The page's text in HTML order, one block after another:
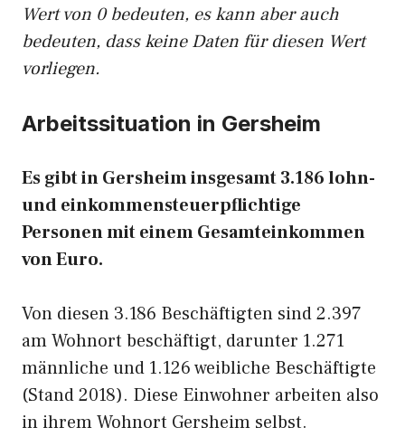
Wert von 0 bedeuten, es kann aber auch
bedeuten, dass keine Daten für diesen Wert
vorliegen.
Arbeitssituation in Gersheim
Es gibt in Gersheim insgesamt 3.186 lohn-
und einkommensteuerpflichtige
Personen mit einem Gesamteinkommen
von Euro.
Von diesen 3.186 Beschäftigten sind 2.397
am Wohnort beschäftigt, darunter 1.271
männliche und 1.126 weibliche Beschäftigte
(Stand 2018). Diese Einwohner arbeiten also
in ihrem Wohnort Gersheim selbst.